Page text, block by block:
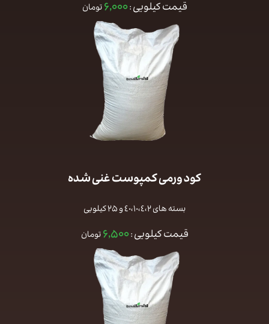
قیمت کیلویی :۶,۰۰۰ تومان
کود ورمی کمپوست غنی شده
بسته های ٤٠،١٠،٤،٢ و ۲۵ کیلویی
قیمت کیلویی :۶,۵۰۰ تومان